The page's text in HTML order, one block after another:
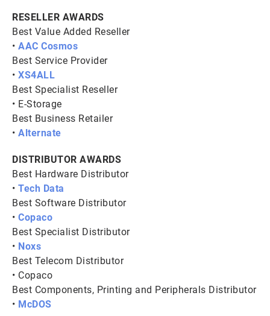
RESELLER AWARDS
Best Value Added Reseller
• AAC Cosmos
Best Service Provider
• XS4ALL
Best Specialist Reseller
• E-Storage
Best Business Retailer
• Alternate
DISTRIBUTOR AWARDS
Best Hardware Distributor
• Tech Data
Best Software Distributor
• Copaco
Best Specialist Distributor
• Noxs
Best Telecom Distributor
• Copaco
Best Components, Printing and Peripherals Distributor
• McDOS